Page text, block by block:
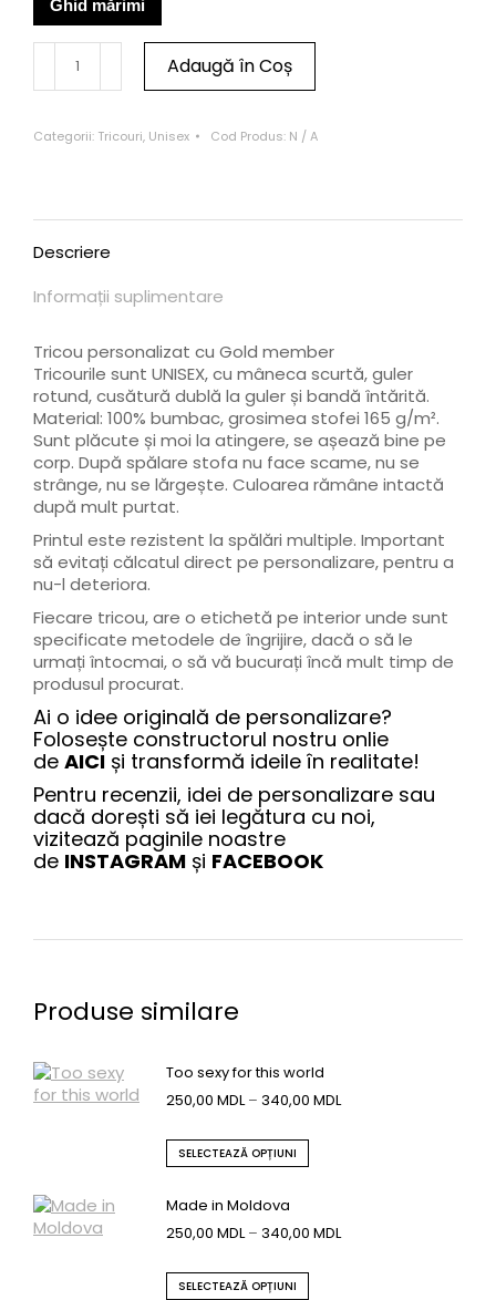
Ghid mărimi
Adaugă în Coș
Categorii: Tricouri, Unisex Cod Produs: N / A
Descriere
Informații suplimentare
Tricou personalizat cu Gold member
Tricourile sunt UNISEX, cu mâneca scurtă, guler
rotund, cusătură dublă la guler și bandă întărită.
Material: 100% bumbac, grosimea stofei 165 g/m².
Sunt plăcute și moi la atingere, se așează bine pe
corp. După spălare stofa nu face scame, nu se
strânge, nu se lărgește. Culoarea rămâne intactă
după mult purtat.
Printul este rezistent la spălări multiple. Important
să evitați călcatul direct pe personalizare, pentru a
nu-l deteriora.
Fiecare tricou, are o etichetă pe interior unde sunt
specificate metodele de îngrijire, dacă o să le
urmați întocmai, o să vă bucurați încă mult timp de
produsul procurat.
Ai o idee originală de personalizare?
Folosește constructorul nostru onlie
de AICI și transformă ideile în realitate!
Pentru recenzii, idei de personalizare sau
dacă dorești să iei legătura cu noi,
vizitează paginile noastre
de INSTAGRAM și FACEBOOK
Produse similare
Too sexy for this world
250,00 MDL – 340,00 MDL
SELECTEAZĂ OPȚIUNI
Made in Moldova
250,00 MDL – 340,00 MDL
SELECTEAZĂ OPȚIUNI